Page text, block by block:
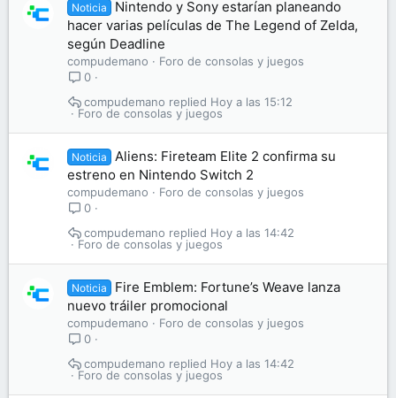
Noticia
Nintendo y Sony estarían planeando
hacer varias películas de The Legend of Zelda,
según Deadline
compudemano
Foro de consolas y juegos
0
Foro de consolas y juegos
Hoy a las 15:12
compudemano
Noticia
Aliens: Fireteam Elite 2 confirma su
estreno en Nintendo Switch 2
compudemano
Foro de consolas y juegos
0
Foro de consolas y juegos
Hoy a las 14:42
compudemano
Noticia
Fire Emblem: Fortune’s Weave lanza
nuevo tráiler promocional
compudemano
Foro de consolas y juegos
0
Foro de consolas y juegos
Hoy a las 14:42
compudemano